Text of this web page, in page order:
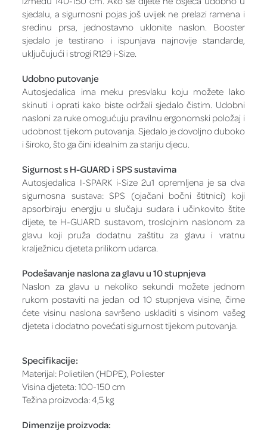
sjedalu, a sigurnosni pojas još uvijek ne prelazi ramena i
sredinu prsa, jednostavno uklonite naslon. Booster
sjedalo je testirano i ispunjava najnovije standarde,
uključujući i strogi R129 i-Size.
Udobno putovanje
Autosjedalica ima meku presvlaku koju možete lako
skinuti i oprati kako biste održali sjedalo čistim. Udobni
nasloni za ruke omogućuju pravilnu ergonomski položaj i
udobnost tijekom putovanja. Sjedalo je dovoljno duboko
i široko, što ga čini idealnim za stariju djecu.
Sigurnost s H-GUARD i SPS sustavima
Autosjedalica I-SPARK i-Size 2u1 opremljena je sa dva
sigurnosna sustava: SPS (ojačani bočni štitnici) koji
apsorbiraju energiju u slučaju sudara i učinkovito štite
dijete, te H-GUARD sustavom, troslojnim naslonom za
glavu koji pruža dodatnu zaštitu za glavu i vratnu
kralježnicu djeteta prilikom udarca.
Podešavanje naslona za glavu u 10 stupnjeva
Naslon za glavu u nekoliko sekundi možete jednom
rukom postaviti na jedan od 10 stupnjeva visine, čime
ćete visinu naslona savršeno uskladiti s visinom vašeg
djeteta i dodatno povećati sigurnost tijekom putovanja.
Specifikacije:
Materijal: Polietilen (HDPE), Poliester
Visina djeteta: 100-150 cm
Težina proizvoda: 4,5 kg
Dimenzije proizvoda: